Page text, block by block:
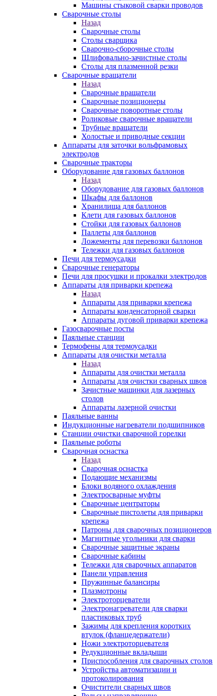
Машины стыковой сварки проводов
Сварочные столы
Назад
Сварочные столы
Столы сварщика
Сварочно-сборочные столы
Шлифовально-зачистные столы
Столы для плазменной резки
Сварочные вращатели
Назад
Сварочные вращатели
Сварочные позиционеры
Сварочные поворотные столы
Роликовые сварочные вращатели
Трубные вращатели
Холостые и приводные секции
Аппараты для заточки вольфрамовых
электродов
Сварочные тракторы
Оборудование для газовых баллонов
Назад
Оборудование для газовых баллонов
Шкафы для баллонов
Хранилища для баллонов
Клети для газовых баллонов
Стойки для газовых баллонов
Паллеты для баллонов
Ложементы для перевозки баллонов
Тележки для газовых баллонов
Печи для термоусадки
Сварочные генераторы
Печи для просушки и прокалки электродов
Аппараты для приварки крепежа
Назад
Аппараты для приварки крепежа
Аппараты конденсаторной сварки
Аппараты дуговой приварки крепежа
Газосварочные посты
Паяльные станции
Термофены для термоусадки
Аппараты для очистки металла
Назад
Аппараты для очистки металла
Аппараты для очистки сварных швов
Зачистные машинки для лазерных
столов
Аппараты лазерной очистки
Паяльные ванны
Индукционные нагреватели подшипников
Станции очистки сварочной горелки
Паяльные роботы
Сварочная оснастка
Назад
Сварочная оснастка
Подающие механизмы
Блоки водяного охлаждения
Электросварные муфты
Сварочные центраторы
Сварочные пистолеты для приварки
крепежа
Патроны для сварочных позиционеров
Магнитные угольники для сварки
Сварочные защитные экраны
Сварочные кабины
Тележки для сварочных аппаратов
Панели управления
Пружинные балансиры
Плазмотроны
Электроторцеватели
Электронагреватели для сварки
пластиковых труб
Зажимы для крепления коротких
втулок (фланцедержатели)
Ножи электроторцевателя
Редукционные вкладыши
Приспособления для сварочных столов
Устройства автоматизации и
протоколирования
Очистители сварных швов